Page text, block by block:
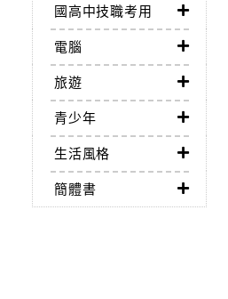
國高中技職考用
電腦
旅遊
青少年
生活風格
簡體書